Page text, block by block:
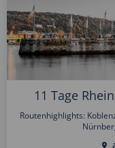
11 Tage
Routenhighlights: